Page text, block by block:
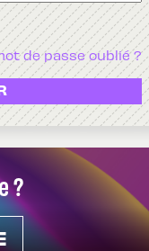
?
de passe oublié ?